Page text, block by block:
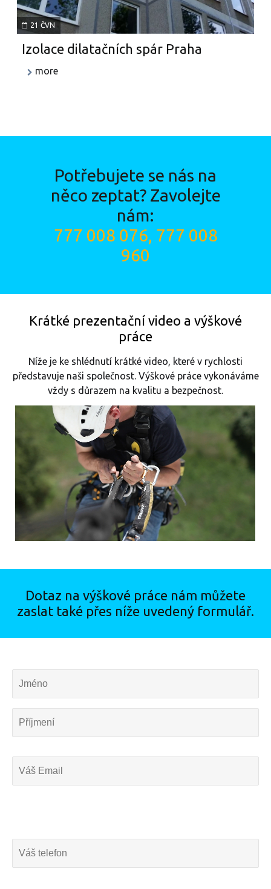
21 ČVN
Izolace dilatačních spár Praha
more
Potřebujete se nás na
něco zeptat? Zavolejte
nám:
777 008 076, 777 008
960
Krátké prezentační video a výškové
práce
Níže je ke shlédnutí krátké video, které v rychlosti
představuje naši společnost. Výškové práce vykonáváme
vždy s důrazem na kvalitu a bezpečnost.
Dotaz na výškové práce nám můžete
zaslat také přes níže uvedený formulář.